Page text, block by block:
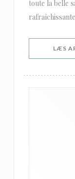
toute la belle
LÆS